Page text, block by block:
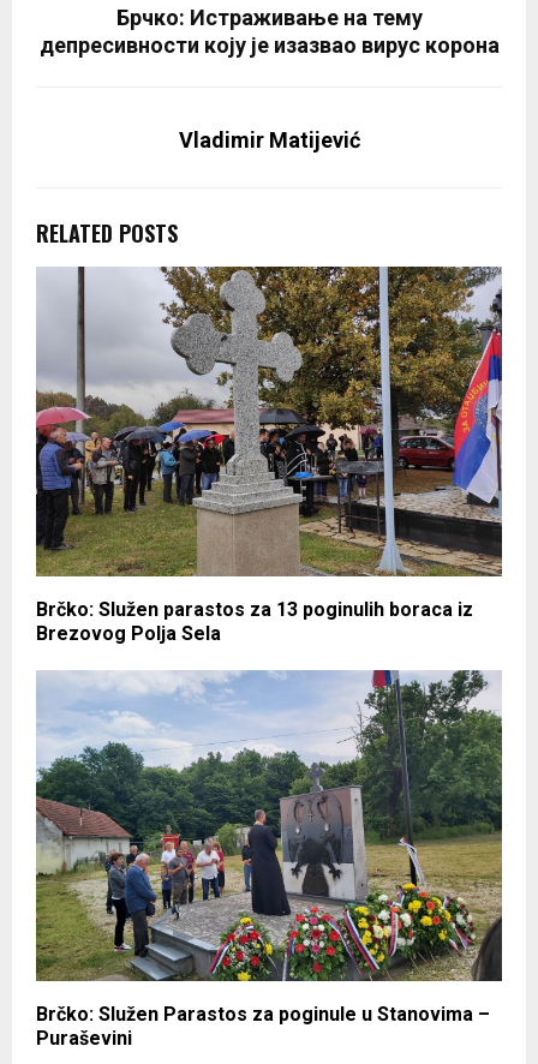
Брчко: Истраживање на тему
депресивности коју је изазвао вирус корона
Vladimir Matijević
RELATED POSTS
Brčko: Služen parastos za 13 poginulih boraca iz
Brezovog Polja Sela
Brčko: Služen Parastos za poginule u Stanovima –
Puraševini